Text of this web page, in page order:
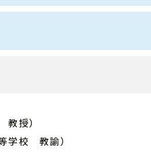
授）
学校 教諭）